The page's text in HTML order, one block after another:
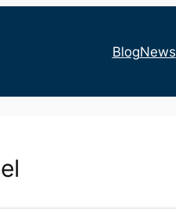
BlogNews